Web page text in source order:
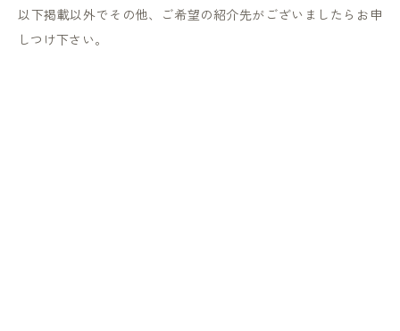
以下掲載以外でその他、ご希望の紹介先がございましたらお申
しつけ下さい。